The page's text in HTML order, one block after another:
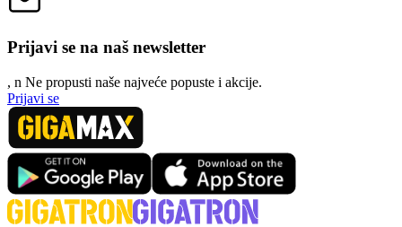
Prijavi se na naš newsletter
, n Ne propusti naše najveće popuste i akcije.
Prijavi se